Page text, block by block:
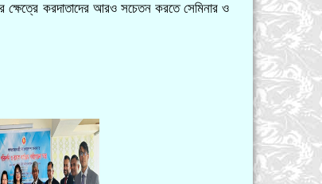
করদাতাদের আরও সচেতন করতে সেমিনার ও